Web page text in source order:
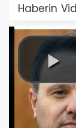
Haberin